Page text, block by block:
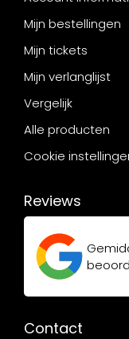
Mijn bestellingen
Mijn tickets
Mijn verlanglijst
Vergelijk
Alle producten
Cookie
Reviews
Contact